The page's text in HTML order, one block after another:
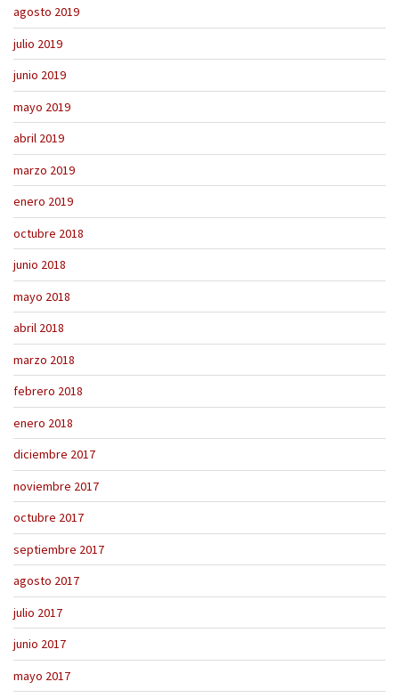
agosto 2019
julio 2019
junio 2019
mayo 2019
abril 2019
marzo 2019
enero 2019
octubre 2018
junio 2018
mayo 2018
abril 2018
marzo 2018
febrero 2018
enero 2018
diciembre 2017
noviembre 2017
octubre 2017
septiembre 2017
agosto 2017
julio 2017
junio 2017
mayo 2017